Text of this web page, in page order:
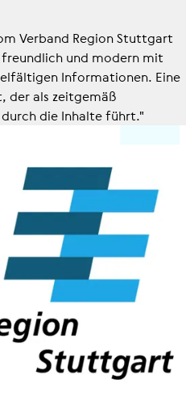
Verband Region Stuttgart
und modern mit
Informationen. Eine
der als zeitgemäß
die Inhalte führt."